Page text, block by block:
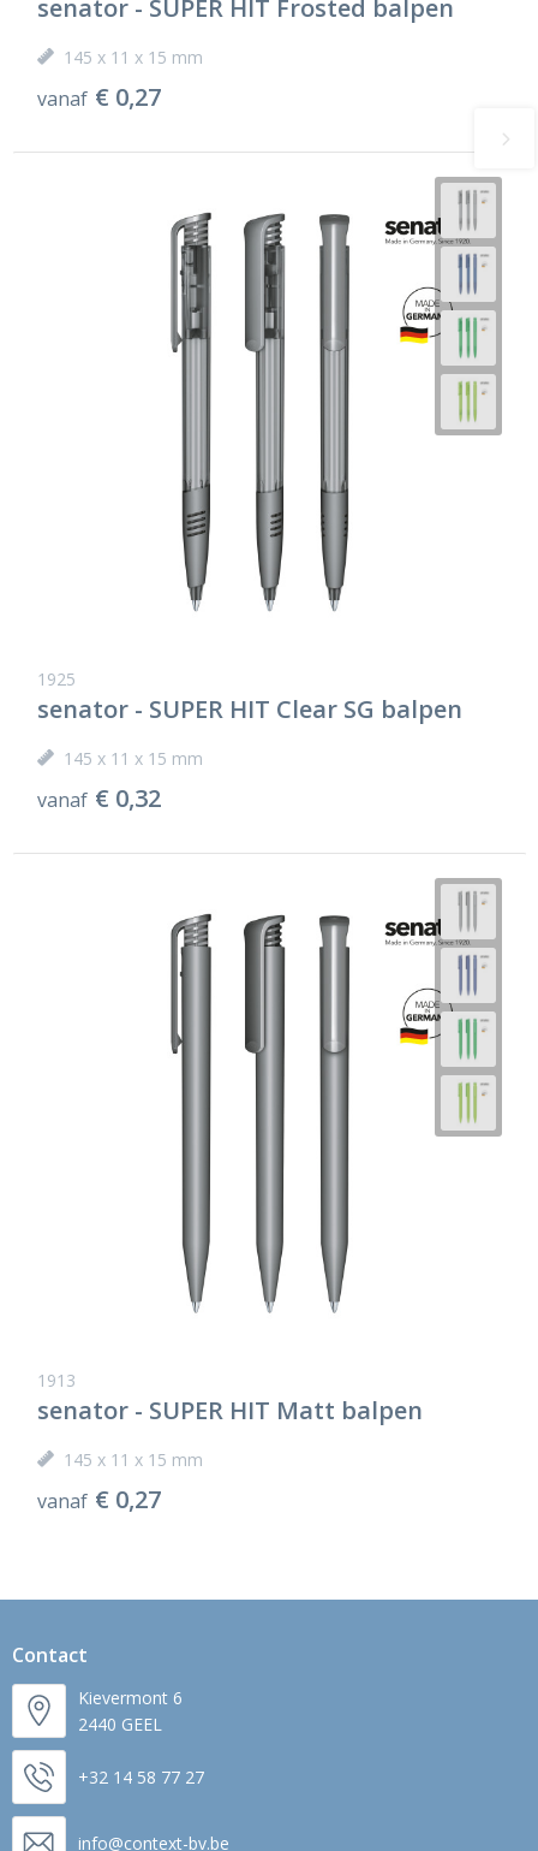
senator - SUPER HIT Frosted balpen
145 x 11 x 15 mm
vanaf € 0,27
1925
senator - SUPER HIT Clear SG balpen
145 x 11 x 15 mm
vanaf € 0,32
1913
senator - SUPER HIT Matt balpen
145 x 11 x 15 mm
vanaf € 0,27
Contact
Kievermont 6
2440 GEEL
+32 14 58 77 27
info@context-bv.be